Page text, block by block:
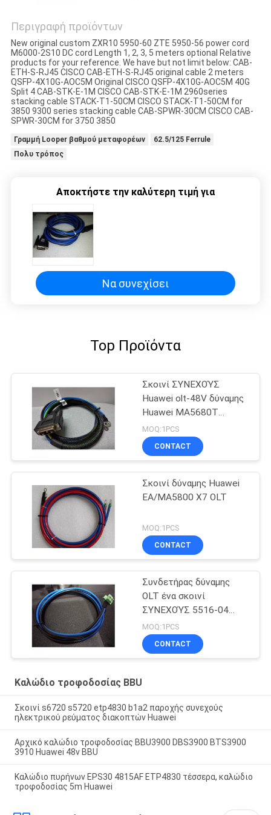
Περιγραφή προϊόντων
New original custom ZXR10 5950-60 ZTE 5950-56 power cord
M6000-2S10 DC cord Length 1, 2, 3, 5 meters optional Relative
products for your reference. We have but not limit below: CAB-
ETH-S-RJ45 CISCO CAB-ETH-S-RJ45 original cable 2 meters
QSFP-4X10G-AOC5M Original CISCO QSFP-4X10G-AOC5M 40G
Split 4 CAB-STK-E-1M CISCO CAB-STK-E-1M 2960series
stacking cable STACK-T1-50CM CISCO STACK-T1-50CM for
3850 9300 series stacking cable CAB-SPWR-30CM CISCO CAB-
SPWR-30CM for 3750 3850
Γραμμή Looper βαθμού μεταφορέων
62.5/125 Ferrule
Πολυ τρόπος
Αποκτήστε την καλύτερη τιμή για
Να συνεχίσει
Top Προϊόντα
Σκοινί ΣΥΝΕΧΟΎΣ
Huawei olt-48V δύναμης
Huawei MA5680T
5683T
MOQ:1PCS
CONTACT
Σκοινί δύναμης Huawei
EA/MA5800 X7 OLT
MOQ:1PCS
CONTACT
Συνδετήρας δύναμης
OLT ένα σκοινί
ΣΥΝΕΧΟΎΣ 5516-04
δύναμης 48V
MOQ:1PCS
CONTACT
Καλώδιο τροφοδοσίας BBU
Σκοινί s6720 s5720 etp4830 b1a2 παροχής συνεχούς
ηλεκτρικού ρεύματος διακοπτών Huawei
Αρχικό καλώδιο τροφοδοσίας BBU3900 DBS3900 BTS3900
3910 Huawei 48v BBU
Καλώδιο πυρήνων EPS30 4815AF ETP4830 τέσσερα, καλώδιο
τροφοδοσίας 5m Huawei